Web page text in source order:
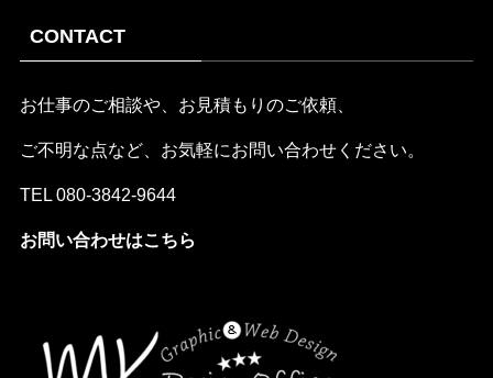
CONTACT
お仕事のご相談や、お見積もりのご依頼、
ご不明な点など、お気軽にお問い合わせください。
TEL 080-3842-9644
お問い合わせはこちら